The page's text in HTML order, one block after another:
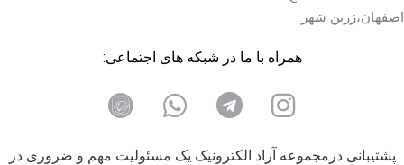
اصفهان،زرین شهر
همراه با ما در شبکه های اجتماعی:
پشتیبانی درمجموعه آراد الکترونیک یک مسئولیت مهم و ضروری در